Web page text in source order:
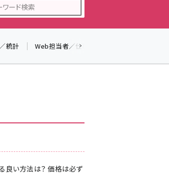
z世代 (1620)
meo (1274)
統計 Web担当者／仕事
良い方法は？ 価格は必ず